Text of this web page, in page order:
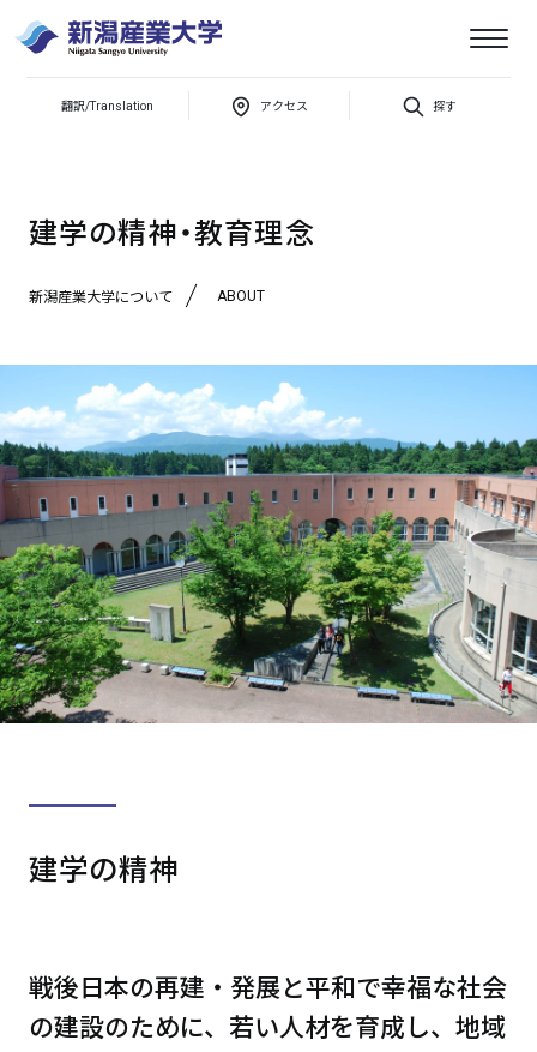
翻訳/Translation アクセス 探す
潟
産
業
新潟産業大学について 大学概要 建学の精神・教育理念
建学の精神・教育理念
新潟産業大学について ABOUT
建学の精神
戦後日本の再建・発展と平和で幸福な社会
の建設のために、若い人材を育成し、地域